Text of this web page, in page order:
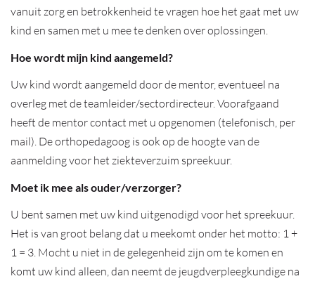
vanuit zorg en betrokkenheid te vragen hoe het gaat met uw
kind en samen met u mee te denken over oplossingen.
Hoe wordt mijn kind aangemeld?
Uw kind wordt aangemeld door de mentor, eventueel na
overleg met de teamleider/sectordirecteur. Voorafgaand
heeft de mentor contact met u opgenomen (telefonisch, per
mail). De orthopedagoog is ook op de hoogte van de
aanmelding voor het ziekteverzuim spreekuur.
Moet ik mee als ouder/verzorger?
U bent samen met uw kind uitgenodigd voor het spreekuur.
Het is van groot belang dat u meekomt onder het motto: 1 +
1 = 3. Mocht u niet in de gelegenheid zijn om te komen en
komt uw kind alleen, dan neemt de jeugdverpleegkundige na